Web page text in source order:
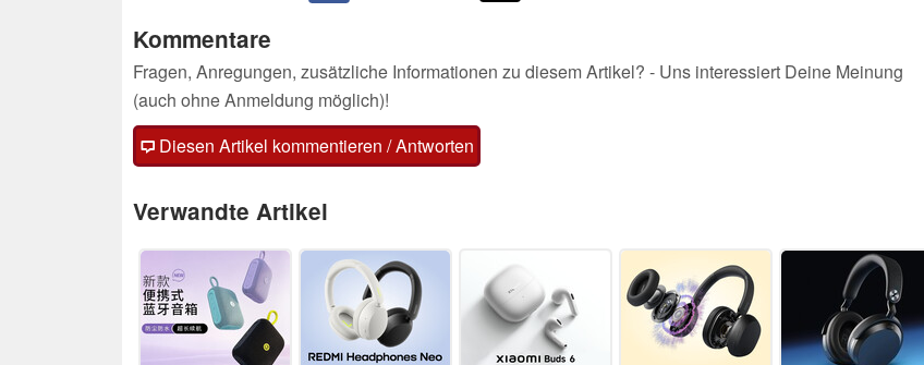
Kommentare
Fragen, Anregungen, zusätzliche Informationen zu diesem Artikel? - Uns interessiert Deine Meinung
(auch ohne Anmeldung möglich)!
Diesen Artikel kommentieren / Antworten
Verwandte Artikel